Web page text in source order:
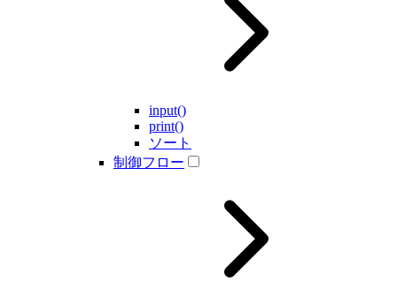
input()
print()
ソート
制御フロー